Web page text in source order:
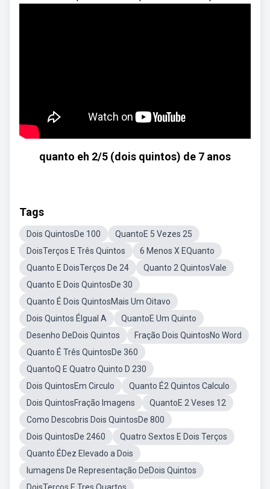
quanto eh 2/5 (dois quintos) de 7 anos
Tags
Dois QuintosDe 100
QuantoE 5 Vezes 25
DoisTerços E Três Quintos
6 Menos X EQuanto
Quanto E DoisTerços De 24
Quanto 2 QuintosVale
Quanto E Dois QuintosDe 30
Quanto É Dois QuintosMais Um Oitavo
Dois Quintos ÉIgual A
QuantoE Um Quinto
Desenho DeDois Quintos
Fração Dois QuintosNo Word
Quanto É Três QuintosDe 360
QuantoQ E Quatro Quinto D 230
Dois QuintosEm Circulo
Quanto É2 Quintos Calculo
Dois QuintosFração Imagens
QuantoE 2 Veses 12
Como Descobris Dois QuintosDe 800
Dois QuintosDe 2460
Quatro Sextos E Dois Terços
Quanto ÉDez Elevado a Dois
Iumagens De Representação DeDois Quintos